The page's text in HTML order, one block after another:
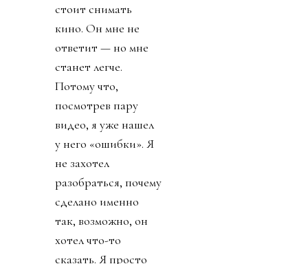
стоит снимать
кино. Он мне не
ответит — но мне
станет легче.
Потому что,
посмотрев пару
видео, я уже нашел
у него «ошибки». Я
не захотел
разобраться, почему
сделано именно
так, возможно, он
хотел что-то
сказать. Я просто